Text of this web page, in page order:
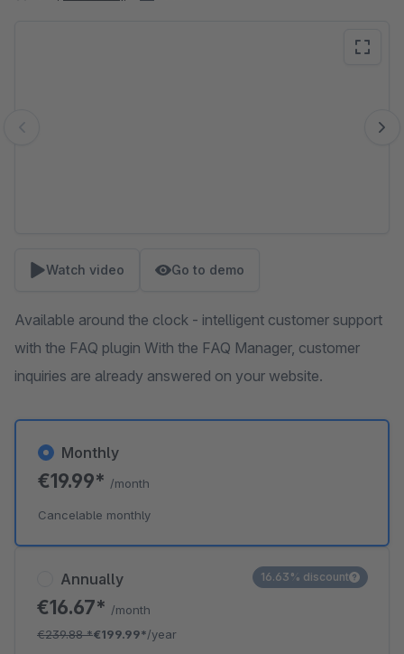
Watch video Go to demo
Available around the clock - intelligent customer support
with the FAQ plugin With the FAQ Manager, customer
inquiries are already answered on your website.
Annually
€16.67* /month
€239.88*€199.99*/year
16.63% discount
Monthly
€19.99* /month
Cancelable monthly